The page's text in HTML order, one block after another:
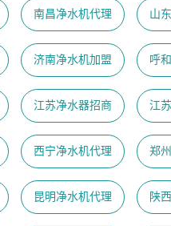
南昌净水机代理 山
济南净水机加盟 呼
江苏净水器招商 江
西宁净水机代理 郑
昆明净水机代理 陕